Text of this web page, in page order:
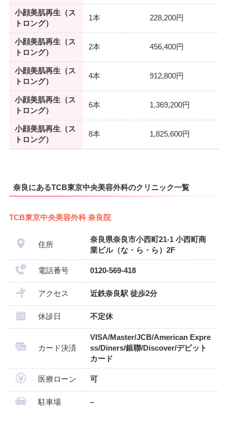
小顔美肌再生（ス
トロング）
1本 228,200円
小顔美肌再生（ス
トロング）
2本 456,400円
小顔美肌再生（ス
トロング）
4本 912,800円
小顔美肌再生（ス
トロング）
6本 1,369,200円
小顔美肌再生（ス
トロング）
8本 1,825,600円
奈良にあるTCB東京中央美容外科のクリニック一覧
TCB東京中央美容外科 奈良院
住所
奈良県奈良市小西町21-1 小西町商
業ビル（な・ら・ら）2F
電話番号 0120-569-418
アクセス 近鉄奈良駅 徒歩2分
休診日 不定休
カード決済
VISA/Master/JCB/American Expre
ss/Diners/銀聯/Discover/デビット
カード
医療ローン 可
駐車場 –